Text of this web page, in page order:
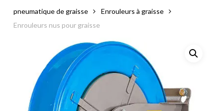
pneumatique de graisse
Enrouleurs à graisse
Enrouleurs nus pour graisse